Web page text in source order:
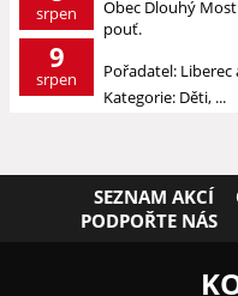
srpen
9
srpen
Obec Dlouhý
pouť.
Pořadatel: Liberec
Kategorie: Děti, ...
SEZNAM AKCÍ
PODPOŘTE NÁS